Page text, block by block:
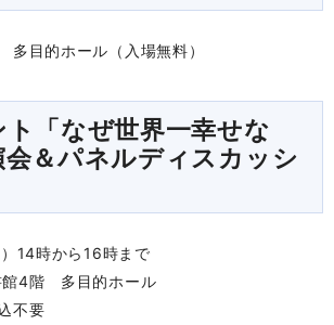
目的ホール（入場無料）
ト「なぜ世界一幸せな
会＆パネルディスカッシ
14時から16時まで
館4階 多目的ホール
不要